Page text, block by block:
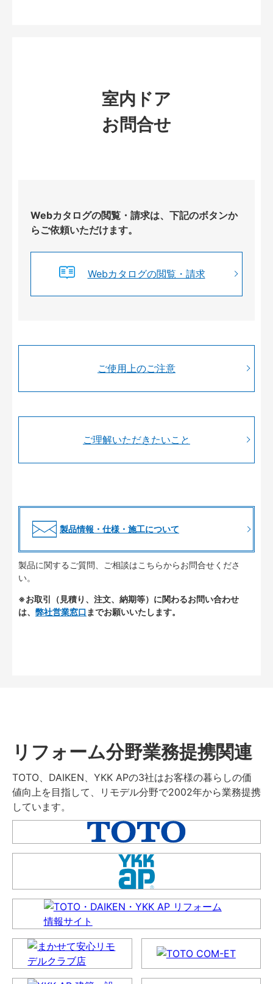
室内ドア
お問合せ
Webカタログの閲覧・請求は、下記のボタンか
らご依頼いただけます。
Webカタログの閲覧・請求
ご使用上のご注意
ご理解いただきたいこと
製品情報・仕様・施工について
製品に関するご質問、ご相談はこちらからお問合せくださ
い。
※お取引（見積り、注文、納期等）に関わるお問い合わせ
は、 弊社営業窓口 までお願いいたします。
リフォーム分野業務提携関連
TOTO、DAIKEN、YKK APの3社はお客様の暮らしの価
値向上を目指して、リモデル分野で2002年から業務提携
しています。